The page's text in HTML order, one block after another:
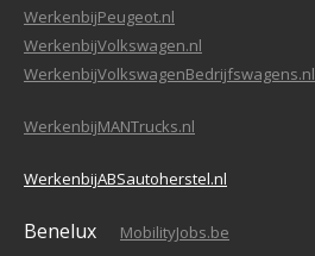
WerkenbijPeugeot.nl
WerkenbijVolkswagen.nl
WerkenbijVolkswagenBedrijfswagens.nl
WerkenbijMANTrucks.nl
WerkenbijABSautoherstel.nl
Benelux MobilityJobs.be